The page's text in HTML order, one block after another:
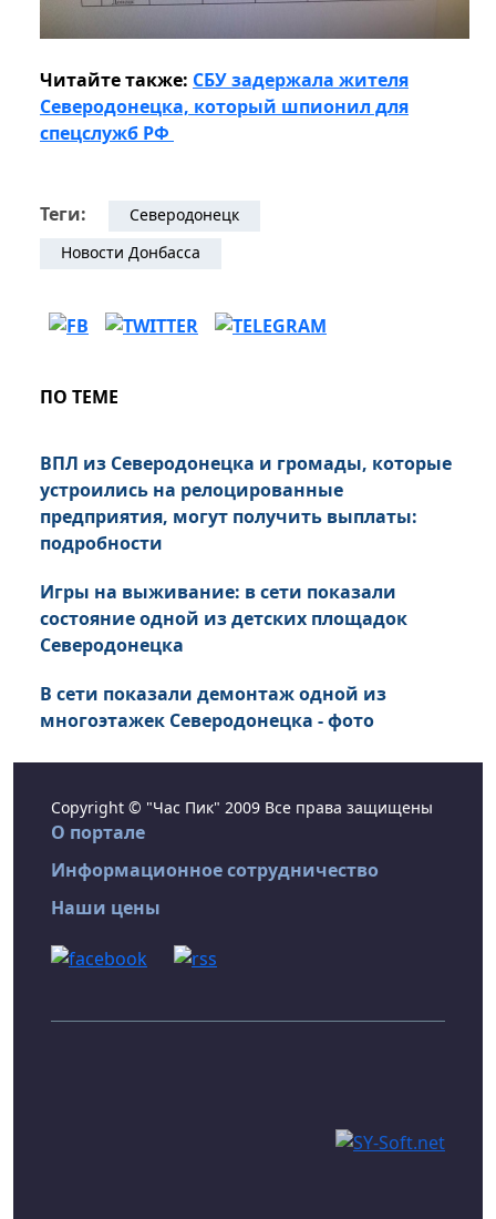
Читайте также: СБУ задержала жителя
Северодонецка, который шпионил для
спецслужб РФ
Теги:
Северодонецк
Новости Донбасса
ПО ТЕМЕ
ВПЛ из Северодонецка и громады, которые
устроились на релоцированные
предприятия, могут получить выплаты:
подробности
Игры на выживание: в сети показали
состояние одной из детских площадок
Северодонецка
В сети показали демонтаж одной из
многоэтажек Северодонецка - фото
Copyright © "Час Пик" 2009 Все права защищены
О портале
Информационное сотрудничество
Наши цены